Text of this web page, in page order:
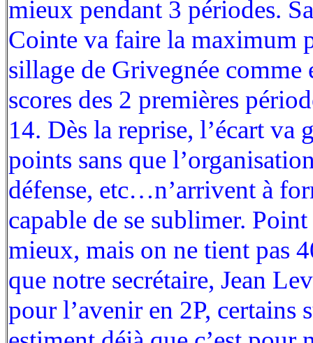
mieux pendant 3 périodes.
Cointe va faire la maximum
sillage de Grivegnée comme
scores des 2 premières
14. Dès la reprise, l’écart va
points sans que
défense, etc…n’arrivent à
capable de se sublimer.
mieux, mais on ne tient pas
que notre secrétaire, Jean
pour l’avenir en 2P, certains